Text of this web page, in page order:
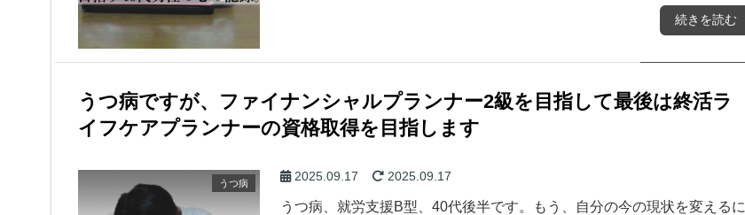
続きを読む
うつ病ですが、ファイナンシャルプランナー2級を目指して最後は終活ラ
イフケアプランナーの資格取得を目指します
うつ病 2025.09.17 2025.09.17
うつ病、就労支援B型、40代後半です。もう、自分の今の現状を変えるに